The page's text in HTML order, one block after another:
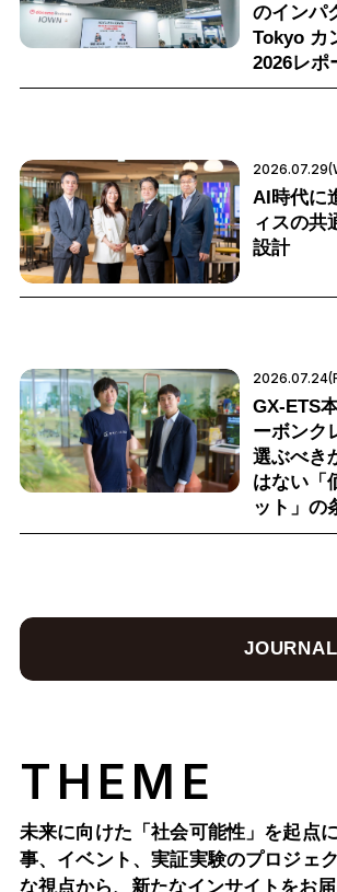
のインパ
Tokyo カ
2026レポ
AI時代に
ィスの共
設計
GX-ETS
ーボンク
選ぶべ
はない「
ット」の
JOURNAL
THEME
未来に向けた「社会可能性」を起点
事、イベント、実証実験のプロジェ
な視点から、新たなインサイトをお届